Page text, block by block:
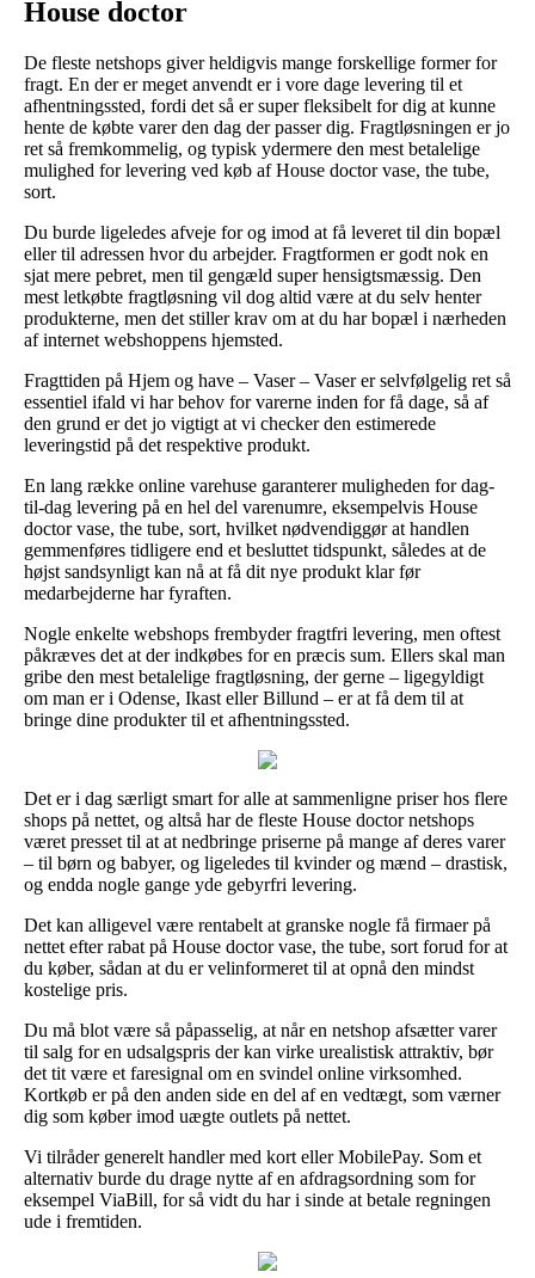
House doctor
De fleste netshops giver heldigvis mange forskellige former for
fragt. En der er meget anvendt er i vore dage levering til et
afhentningssted, fordi det så er super fleksibelt for dig at kunne
hente de købte varer den dag der passer dig. Fragtløsningen er jo
ret så fremkommelig, og typisk ydermere den mest betalelige
mulighed for levering ved køb af House doctor vase, the tube,
sort.
Du burde ligeledes afveje for og imod at få leveret til din bopæl
eller til adressen hvor du arbejder. Fragtformen er godt nok en
sjat mere pebret, men til gengæld super hensigtsmæssig. Den
mest letkøbte fragtløsning vil dog altid være at du selv henter
produkterne, men det stiller krav om at du har bopæl i nærheden
af internet webshoppens hjemsted.
Fragttiden på Hjem og have – Vaser – Vaser er selvfølgelig ret så
essentiel ifald vi har behov for varerne inden for få dage, så af
den grund er det jo vigtigt at vi checker den estimerede
leveringstid på det respektive produkt.
En lang række online varehuse garanterer muligheden for dag-
til-dag levering på en hel del varenumre, eksempelvis House
doctor vase, the tube, sort, hvilket nødvendiggør at handlen
gemmenføres tidligere end et besluttet tidspunkt, således at de
højst sandsynligt kan nå at få dit nye produkt klar før
medarbejderne har fyraften.
Nogle enkelte webshops frembyder fragtfri levering, men oftest
påkræves det at der indkøbes for en præcis sum. Ellers skal man
gribe den mest betalelige fragtløsning, der gerne – ligegyldigt
om man er i Odense, Ikast eller Billund – er at få dem til at
bringe dine produkter til et afhentningssted.
Det er i dag særligt smart for alle at sammenligne priser hos flere
shops på nettet, og altså har de fleste House doctor netshops
været presset til at at nedbringe priserne på mange af deres varer
– til børn og babyer, og ligeledes til kvinder og mænd – drastisk,
og endda nogle gange yde gebyrfri levering.
Det kan alligevel være rentabelt at granske nogle få firmaer på
nettet efter rabat på House doctor vase, the tube, sort forud for at
du køber, sådan at du er velinformeret til at opnå den mindst
kostelige pris.
Du må blot være så påpasselig, at når en netshop afsætter varer
til salg for en udsalgspris der kan virke urealistisk attraktiv, bør
det tit være et faresignal om en svindel online virksomhed.
Kortkøb er på den anden side en del af en vedtægt, som værner
dig som køber imod uægte outlets på nettet.
Vi tilråder generelt handler med kort eller MobilePay. Som et
alternativ burde du drage nytte af en afdragsordning som for
eksempel ViaBill, for så vidt du har i sinde at betale regningen
ude i fremtiden.